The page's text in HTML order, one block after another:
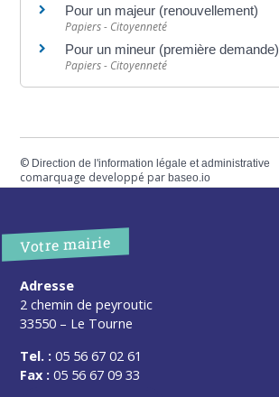
Pour un majeur (renouvellement)
Papiers - Citoyenneté
Pour un mineur (première demande)
Papiers - Citoyenneté
© Direction de l'information légale et administrative
comarquage developpé parbaseo.io
Votre mairie
Adresse
2 chemin de peyroutic
33550 – Le Tourne
Tel. : 05 56 67 02 61
Fax : 05 56 67 09 33